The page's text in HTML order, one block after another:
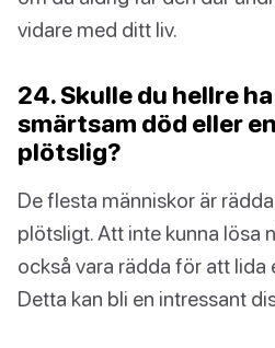
vidare med ditt liv.
24. Skulle du hellre
smärtsam död eller
plötslig?
De flesta människor är
plötsligt. Att inte kunna lösa
också vara rädda för att lida
Detta kan bli en intressant